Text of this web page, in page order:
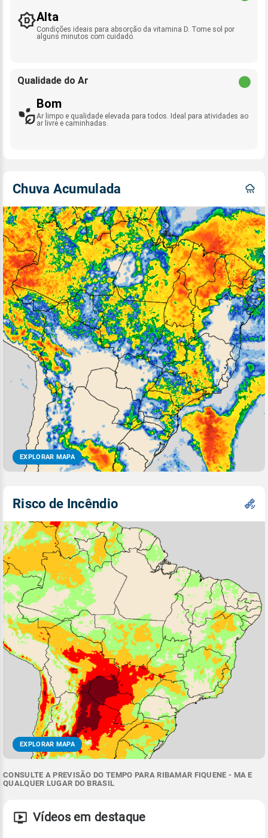
Alta
Condições ideais para absorção da vitamina D. Tome sol por
alguns minutos com cuidado.
Qualidade do Ar
Bom
Ar limpo e qualidade elevada para todos. Ideal para atividades ao
ar livre e caminhadas.
Chuva Acumulada
EXPLORAR MAPA
Risco de Incêndio
EXPLORAR MAPA
CONSULTE A PREVISÃO DO TEMPO PARA RIBAMAR FIQUENE - MA E
QUALQUER LUGAR DO BRASIL
Vídeos em destaque